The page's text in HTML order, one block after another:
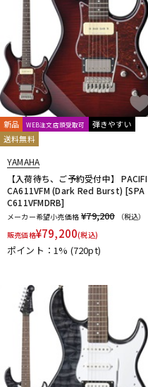
新品 WEB注文店頭受取可
弾きやすい
送料無料
YAMAHA
【入荷待ち、ご予約受付中】 PACIFI
CA611VFM (Dark Red Burst) [SPA
C611VFMDRB]
メーカー希望小売価格 ¥79,200
（税込）
販売価格¥79,200(税込)
ポイント：1% (720pt)